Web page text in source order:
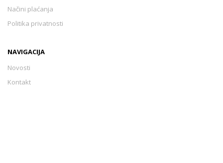
Načini plaćanja
Politika privatnosti
NAVIGACIJA
Novosti
Kontakt